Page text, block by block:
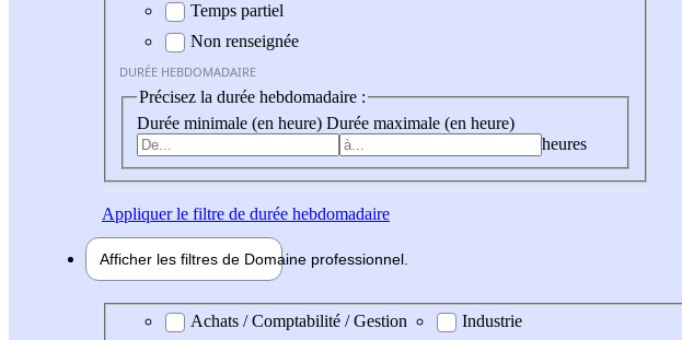
Temps partiel
Non renseignée
DURÉE HEBDOMADAIRE
Précisez la durée hebdomadaire :
Durée minimale (en heure) Durée maximale (en heure)
heures
Appliquerle filtre de durée hebdomadaire
Afficher les filtres de Domaine professionnel
Domaine professionel
Achats / Comptabilité / Gestion
Industrie